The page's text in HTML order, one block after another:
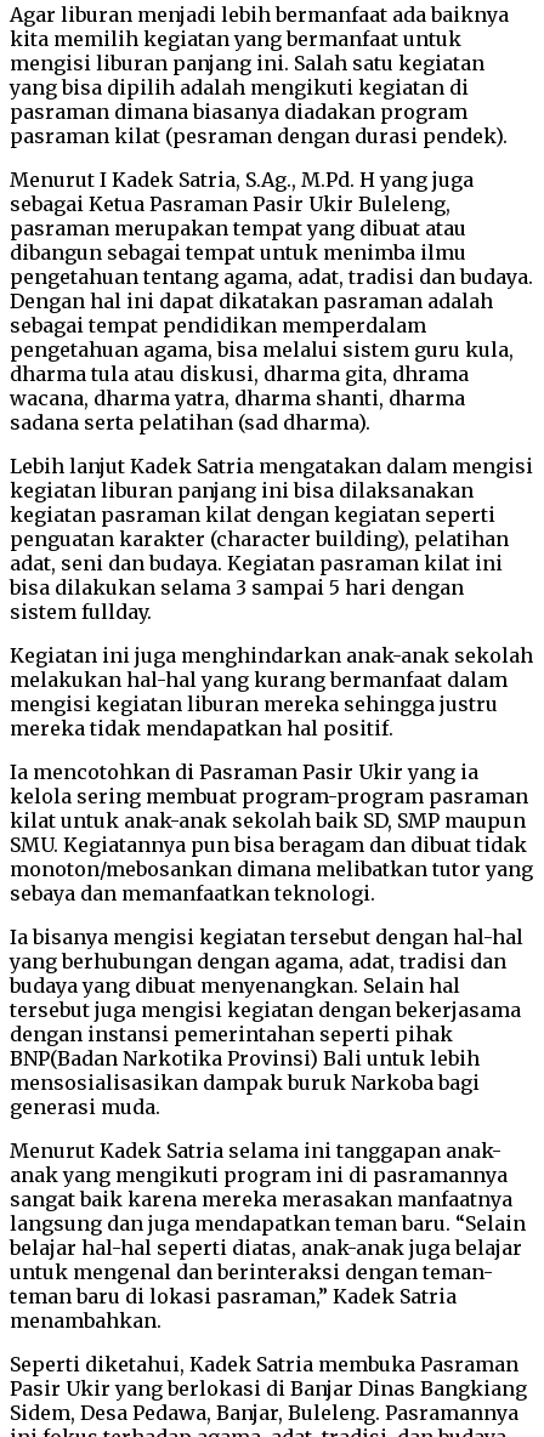
Agar liburan menjadi lebih bermanfaat ada baiknya
kita memilih kegiatan yang bermanfaat untuk
mengisi liburan panjang ini. Salah satu kegiatan
yang bisa dipilih adalah mengikuti kegiatan di
pasraman dimana biasanya diadakan program
pasraman kilat (pesraman dengan durasi pendek).
Menurut I Kadek Satria, S.Ag., M.Pd. H yang juga
sebagai Ketua Pasraman Pasir Ukir Buleleng,
pasraman merupakan tempat yang dibuat atau
dibangun sebagai tempat untuk menimba ilmu
pengetahuan tentang agama, adat, tradisi dan budaya.
Dengan hal ini dapat dikatakan pasraman adalah
sebagai tempat pendidikan memperdalam
pengetahuan agama, bisa melalui sistem guru kula,
dharma tula atau diskusi, dharma gita, dhrama
wacana, dharma yatra, dharma shanti, dharma
sadana serta pelatihan (sad dharma).
Lebih lanjut Kadek Satria mengatakan dalam mengisi
kegiatan liburan panjang ini bisa dilaksanakan
kegiatan pasraman kilat dengan kegiatan seperti
penguatan karakter (character building), pelatihan
adat, seni dan budaya. Kegiatan pasraman kilat ini
bisa dilakukan selama 3 sampai 5 hari dengan
sistem fullday.
Kegiatan ini juga menghindarkan anak-anak sekolah
melakukan hal-hal yang kurang bermanfaat dalam
mengisi kegiatan liburan mereka sehingga justru
mereka tidak mendapatkan hal positif.
Ia mencotohkan di Pasraman Pasir Ukir yang ia
kelola sering membuat program-program pasraman
kilat untuk anak-anak sekolah baik SD, SMP maupun
SMU. Kegiatannya pun bisa beragam dan dibuat tidak
monoton/mebosankan dimana melibatkan tutor yang
sebaya dan memanfaatkan teknologi.
Ia bisanya mengisi kegiatan tersebut dengan hal-hal
yang berhubungan dengan agama, adat, tradisi dan
budaya yang dibuat menyenangkan. Selain hal
tersebut juga mengisi kegiatan dengan bekerjasama
dengan instansi pemerintahan seperti pihak
BNP(Badan Narkotika Provinsi) Bali untuk lebih
mensosialisasikan dampak buruk Narkoba bagi
generasi muda.
Menurut Kadek Satria selama ini tanggapan anak-
anak yang mengikuti program ini di pasramannya
sangat baik karena mereka merasakan manfaatnya
langsung dan juga mendapatkan teman baru. “Selain
belajar hal-hal seperti diatas, anak-anak juga belajar
untuk mengenal dan berinteraksi dengan teman-
teman baru di lokasi pasraman,” Kadek Satria
menambahkan.
Seperti diketahui, Kadek Satria membuka Pasraman
Pasir Ukir yang berlokasi di Banjar Dinas Bangkiang
Sidem, Desa Pedawa, Banjar, Buleleng. Pasramannya